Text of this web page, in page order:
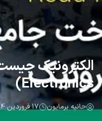
Electronics)
حانیه برمایون ۱۷ فروردین ۱۴۰۴